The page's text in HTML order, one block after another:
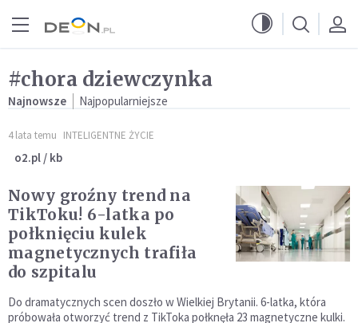
#chora dziewczynka
Najnowsze Najpopularniejsze
4 lata temu INTELIGENTNE ŻYCIE
o2.pl / kb
Nowy groźny trend na
TikToku! 6-latka po
połknięciu kulek
magnetycznych trafiła
do szpitalu
Do dramatycznych scen doszło w Wielkiej Brytanii. 6-latka, która
próbowała otworzyć trend z TikToka połknęła 23 magnetyczne kulki.